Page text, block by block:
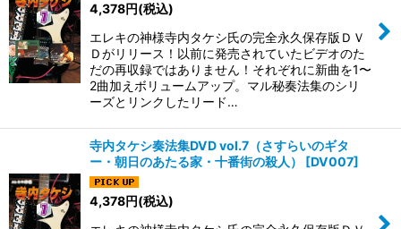
4,378円(税込)
エレキの神様寺内タケシ氏の完全永久保存版ＤＶ
Ｄがリリース！以前に発売されていたビデオのた
だの再収録ではありません！それぞれに新曲を1〜
2曲加えボリュームアップ。マル秘奏法集のシリ
ーズとリンクしたリード…
寺内タケシ奏法集DVD vol.7（さすらいのギタ
ー・朝日のあたる家・十番街の殺人）
[DV007]
4,378円(税込)